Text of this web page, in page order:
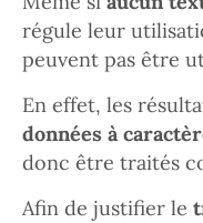
régule leur
peuvent pas être
En effet, les
données à
donc être traités
Afin de justifier le